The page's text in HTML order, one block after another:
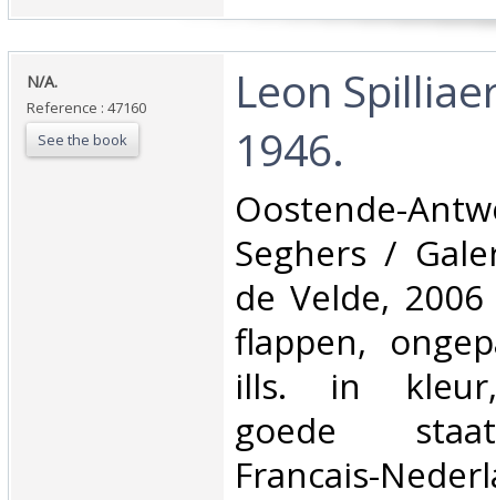
‎N/A.‎
Reference : 47160
See the book
‎Leon
1946.‎
‎Oostende-
Seghers /
de Velde,
flappen,
ills. in kleur,
goede
Francais-